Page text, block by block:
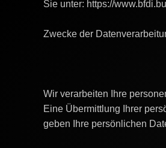
Sie unter: https://
Zwecke der
Wir verarbeiten Ihre
Eine Übermittlung Ihrer
geben Ihre persönlichen